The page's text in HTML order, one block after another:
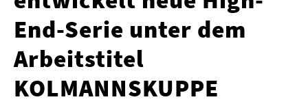
End-Serie unter dem
Arbeitstitel
KOLMANNSKUPPE